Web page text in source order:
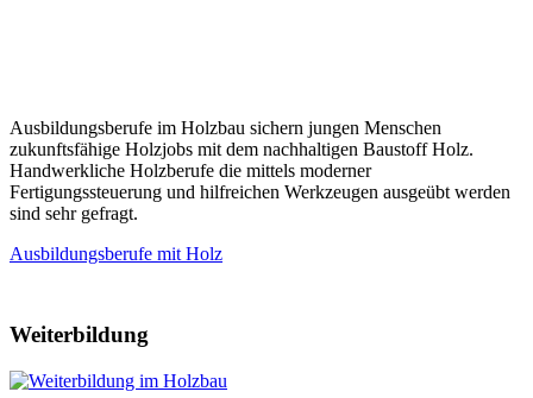
Ausbildungsberufe im Holzbau sichern jungen Menschen
zukunftsfähige Holzjobs mit dem nachhaltigen Baustoff Holz.
Handwerkliche Holzberufe die mittels moderner
Fertigungssteuerung und hilfreichen Werkzeugen ausgeübt werden
sind sehr gefragt.
Ausbildungsberufe mit Holz
Weiterbildung